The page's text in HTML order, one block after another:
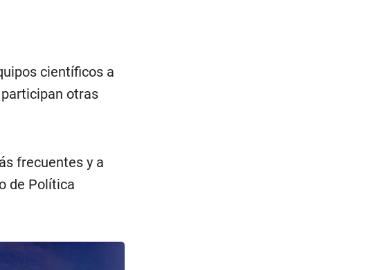
científicos a
otras
frecuentes y a
de Política